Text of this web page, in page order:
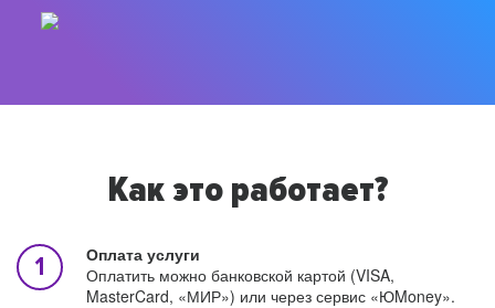
Как это работает?
Оплата услуги
Оплатить можно банковской картой (VISA,
MasterCard, «МИР») или через сервис «ЮMoney».